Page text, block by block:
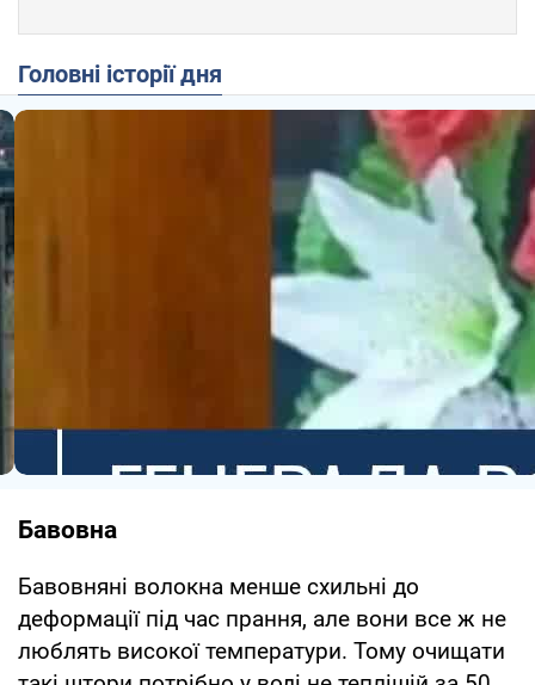
Головні історії дня
Бавовна
Бавовняні волокна менше схильні до
деформації під час прання, але вони все ж не
люблять високої температури. Тому очищати